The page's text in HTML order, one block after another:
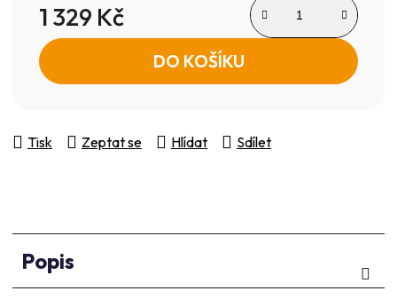
1 329 Kč
Měrná cena:
DO KOŠÍKU
Tisk Zeptat se Hlídat Sdílet
Popis